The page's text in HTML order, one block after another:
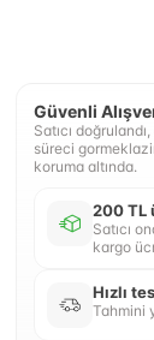
Güvenli
Satıcı
süreci
koruma altında.
200 TL
Satıcı
kargo
Hızlı
Tahmini